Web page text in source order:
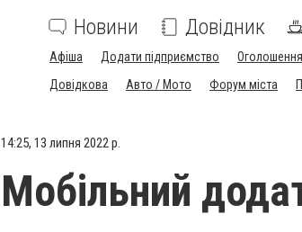
Новини Довідник
Афіша Додати підприємство Оголошення
Довідкова
Авто / Мото Форум міста
14:25, 13 липня 2022 р.
Мобільний